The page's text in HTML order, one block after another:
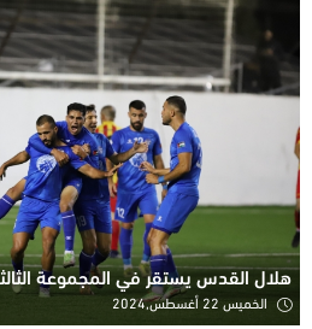
هلال القدس يستقر في المجموعة
الخميس 22 أغسطس,2024